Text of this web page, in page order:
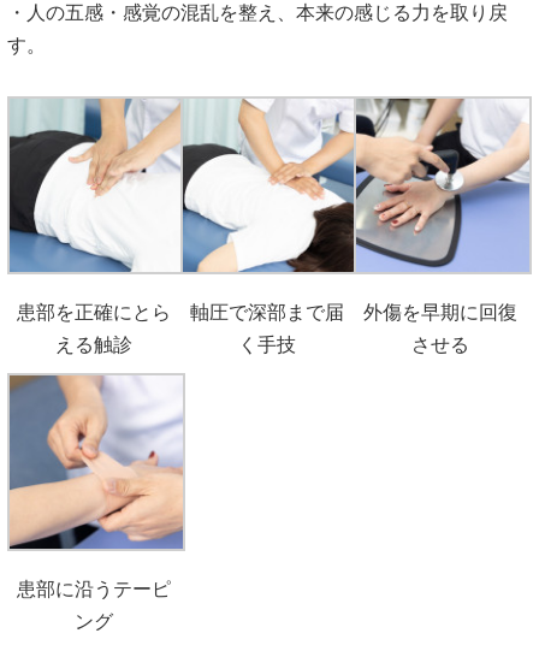
・人の五感・感覚の混乱を整え、本来の感じる力を取り戻
す。
患部を正確にとら
える触診
軸圧で深部まで届
く手技
外傷を早期に回復
させる
患部に沿うテーピ
ング